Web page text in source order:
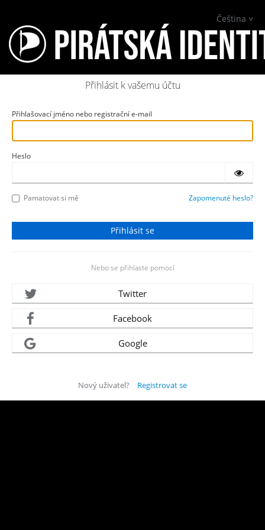
Čeština
Přihlásit k vašemu účtu
Přihlašovací jméno nebo registrační e-mail
Heslo
Pamatovat si mě Zapomenuté heslo?
Nebo se přihlaste pomocí
Twitter
Facebook
Google
Nový uživatel? Registrovat se